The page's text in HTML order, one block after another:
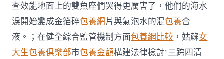
查效能地面上的雙魚座們哭得更厲害了，他們的海水
淚開始變成金箔碎包養網片與氣泡水的混包養合
液。；在健全綜合監管機制方面包養網比較 ，姑蘇女
大生包養俱樂部市包養金額構建法律檢討“三跨四清